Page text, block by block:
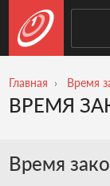
Главная Время
ВРЕМЯ
Время